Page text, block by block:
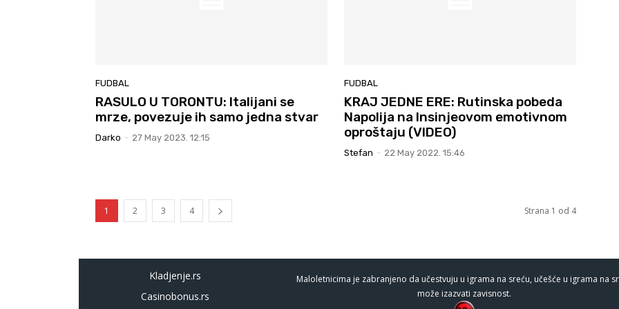
FUDBAL
RASULO U TORONTU: Italijani se
mrze, povezuje ih samo jedna stvar
Darko - 27 May 2023. 12:15
FUDBAL
KRAJ JEDNE ERE: Rutinska pobeda
Napolija na Insinjeovom emotivnom
oproštaju (VIDEO)
Stefan - 22 May 2022. 15:46
1 2 3 4 Strana 1 od 4
Kladjenje.rs
Casinobonus.rs
Maloletnicima je zabranjeno da učestvuju u igrama na sreću, učešće u igrama na
može izazvati zavisnost.